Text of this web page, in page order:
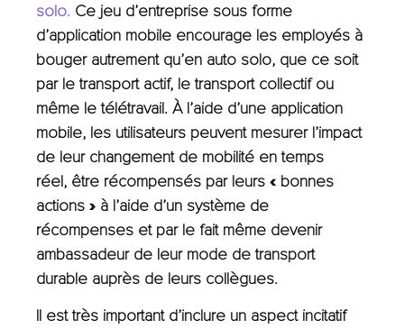
solo. Ce jeu d’entreprise sous forme
d’application mobile encourage les employés à
bouger autrement qu’en auto solo, que ce soit
par le transport actif, le transport collectif ou
même le télétravail. À l’aide d’une application
mobile, les utilisateurs peuvent mesurer l’impact
de leur changement de mobilité en temps
réel, être récompensés par leurs « bonnes
actions » à l’aide d’un système de
récompenses et par le fait même devenir
ambassadeur de leur mode de transport
durable auprès de leurs collègues.
Il est très important d’inclure un aspect incitatif